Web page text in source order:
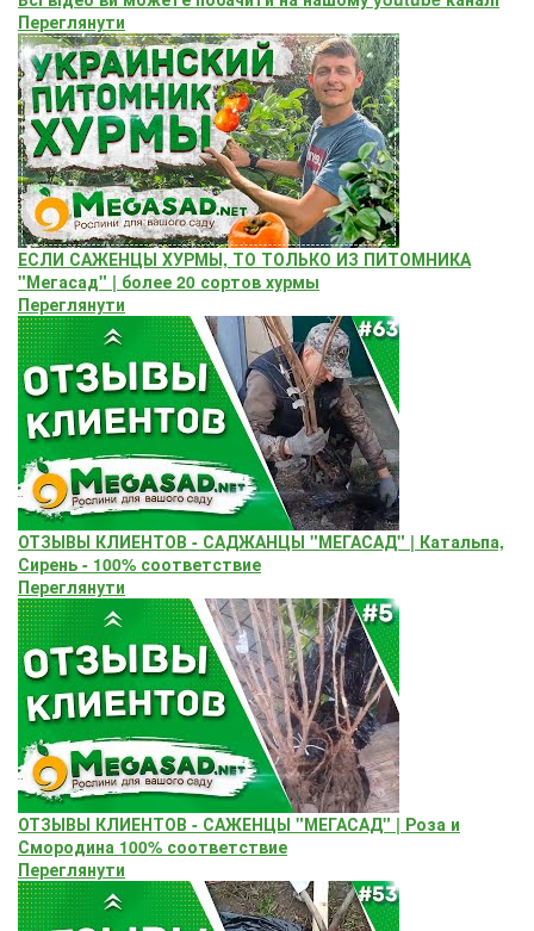
Переглянути
ЕСЛИ САЖЕНЦЫ ХУРМЫ, ТО ТОЛЬКО ИЗ ПИТОМНИКА
"Мегасад" | более 20 сортов хурмы
Переглянути
ОТЗЫВЫ КЛИЕНТОВ - САДЖАНЦЫ "МЕГАСАД" | Катальпа,
Сирень - 100% соответствие
Переглянути
ОТЗЫВЫ КЛИЕНТОВ - САЖЕНЦЫ "МЕГАСАД" | Роза и
Смородина 100% соответствие
Переглянути